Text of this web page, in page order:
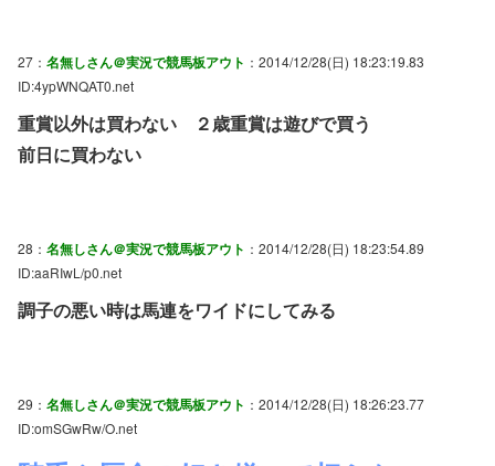
27： 名無しさん＠実況で競馬板アウト ：2014/12/28(日) 18:23:19.83
ID:4ypWNQAT0.net
重賞以外は買わない ２歳重賞は遊びで買う
前日に買わない
28： 名無しさん＠実況で競馬板アウト ：2014/12/28(日) 18:23:54.89
ID:aaRIwL/p0.net
調子の悪い時は馬連をワイドにしてみる
29： 名無しさん＠実況で競馬板アウト ：2014/12/28(日) 18:26:23.77
ID:omSGwRw/O.net